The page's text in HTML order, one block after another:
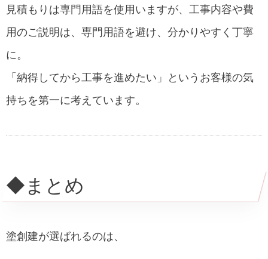
見積もりは専門用語を使用いますが、工事内容や費
用のご説明は、専門用語を避け、分かりやすく丁寧
に。
「納得してから工事を進めたい」というお客様の気
持ちを第一に考えています。
◆まとめ
塗創建が選ばれるのは、